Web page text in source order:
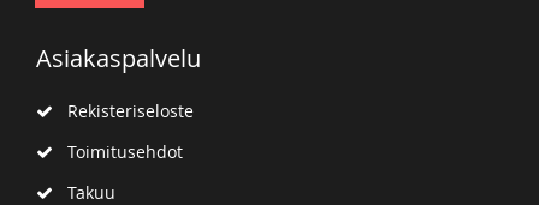
Asiakaspalvelu
Rekisteriseloste
Toimitusehdot
Takuu